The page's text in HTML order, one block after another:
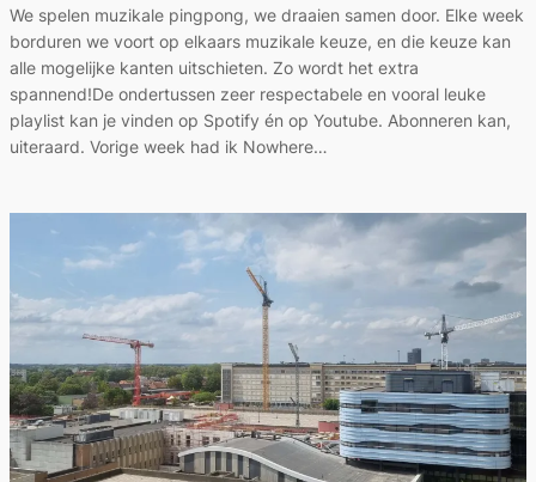
We spelen muzikale pingpong, we draaien samen door. Elke week
borduren we voort op elkaars muzikale keuze, en die keuze kan
alle mogelijke kanten uitschieten. Zo wordt het extra
spannend!De ondertussen zeer respectabele en vooral leuke
playlist kan je vinden op Spotify én op Youtube. Abonneren kan,
uiteraard. Vorige week had ik Nowhere…